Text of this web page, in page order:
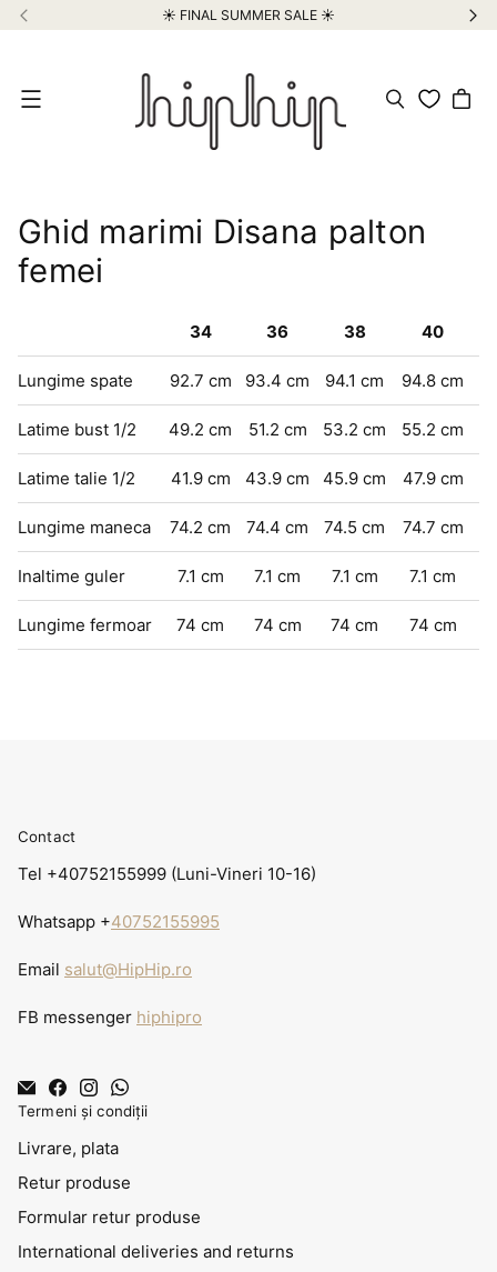
☀️ FINAL SUMMER SALE ☀️
Meniu
Ghid marimi Disana palton
femei
34 36 38 40
Lungime spate 92.7 cm 93.4 cm 94.1 cm 94.8 cm
Latime bust 1/2 49.2 cm 51.2 cm 53.2 cm 55.2 cm
Latime talie 1/2 41.9 cm 43.9 cm 45.9 cm 47.9 cm
Lungime maneca 74.2 cm 74.4 cm 74.5 cm 74.7 cm
Inaltime guler 7.1 cm 7.1 cm 7.1 cm 7.1 cm
Lungime fermoar 74 cm 74 cm 74 cm 74 cm
Contact
Tel +40752155999 (Luni-Vineri 10-16)
Whatsapp +40752155995
Email salut@HipHip.ro
FB messenger hiphipro
Termeni și condiții
Livrare, plata
Retur produse
Formular retur produse
International deliveries and returns